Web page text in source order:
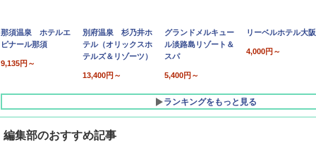
那須温泉 ホテルエ
ピナール那須
9,135円～
別府温泉 杉乃井ホ
テル（オリックスホ
テルズ＆リゾーツ）
13,400円～
グランドメルキュー
ル淡路島リゾート＆
スパ
5,400円～
リーベルホテル大阪
4,000円～
ランキングをもっと見る
編集部のおすすめ記事